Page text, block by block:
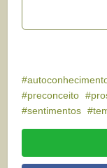
preconceito
sentimentos